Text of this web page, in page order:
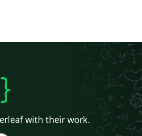
with their work.